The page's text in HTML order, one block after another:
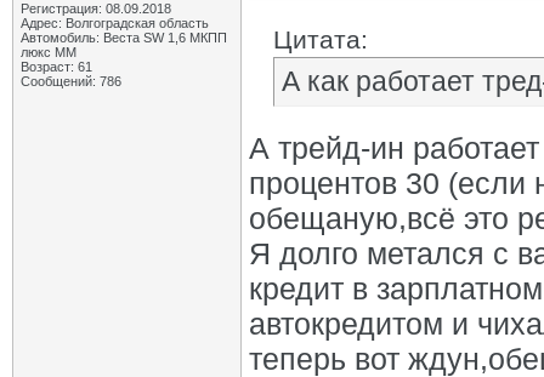
Регистрация: 08.09.2018
Адрес: Волгоградская область
Автомобиль: Веста SW 1,6 МКПП
люкс ММ
Возраст: 61
Сообщений: 786
Цитата:
А как работает
А трейд-ин
процентов 30 (если
обещаную,всё это
Я долго метался с
кредит в
автокредитом и
теперь вот